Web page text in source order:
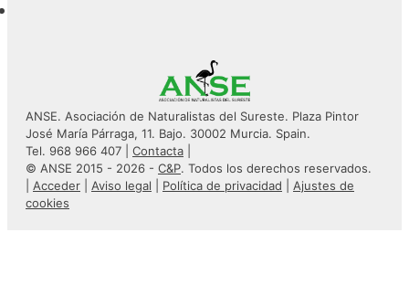
ANSE. Asociación de Naturalistas del Sureste. Plaza Pintor
José María Párraga, 11. Bajo. 30002 Murcia. Spain.
Tel. 968 966 407 | Contacta
© ANSE 2015 - 2026 - C&P. Todos los derechos reservados.
Acceder Aviso legal Política de privacidad
Ajustes de
cookies